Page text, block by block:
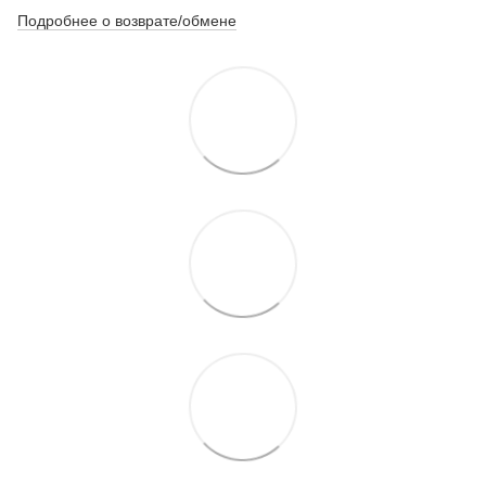
Подробнее о возврате/обмене